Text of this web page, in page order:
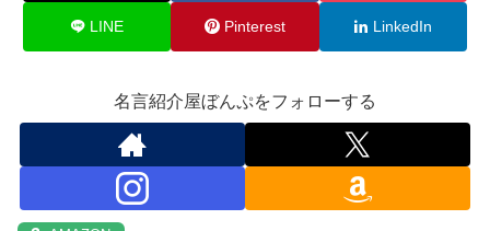
LINE Pinterest LinkedIn
名言紹介屋ぼんぷをフォローする